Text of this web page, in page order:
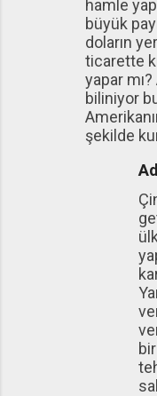
hamle
büyük
doların
ticarette
yapar mı?
biliniyor
şekilde